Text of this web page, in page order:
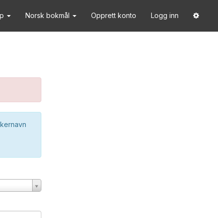
Norsk bokmål Opprett konto Logg inn